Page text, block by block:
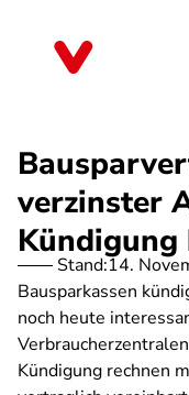
verzinster
Kündigung
Stand:14.
Bausparkassen
noch heute
Kündigung rechnen